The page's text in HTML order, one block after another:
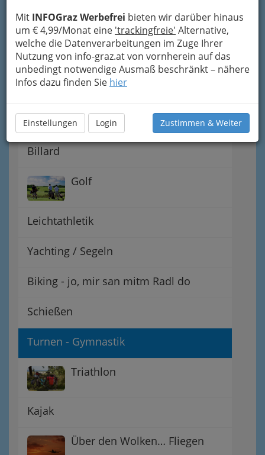
Mit INFOGraz Werbefrei bieten wir darüber hinaus
um € 4,99/Monat eine 'trackingfreie' Alternative,
welche die Datenverarbeitungen im Zuge Ihrer
Nutzung von info-graz.at von vornherein auf das
unbedingt notwendige Ausmaß beschränkt – nähere
Infos dazu finden Sie hier
Einstellungen Login Zustimmen & Weiter
Hobby Fun Spass
Reitvereine
Basketball
Billard
Golf
Leichtathletik
Yachting / Segeln
Biking - jo, mir san mitm Radl do
Schießen
Turnen - Gymnastik
Triathlon
Kajak
Über den Wolken… Fliegen